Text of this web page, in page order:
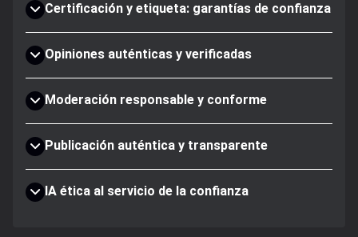
Certificación y etiqueta: garantías de confianza
Opiniones auténticas y verificadas
Moderación responsable y conforme
Publicación auténtica y transparente
IA ética al servicio de la confianza